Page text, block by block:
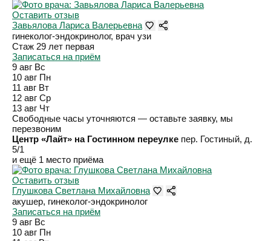
Оставить отзыв
Завьялова Лариса Валерьевна
гинеколог-эндокринолог, врач узи
Стаж 29 лет первая
Записаться на приём
9 авг Вс
10 авг Пн
11 авг Вт
12 авг Ср
13 авг Чт
Свободные часы уточняются — оставьте заявку, мы
перезвоним
Центр «Лайт» на Гостинном переулке пер. Гостиный, д.
5/1
и ещё 1 место приёма
Оставить отзыв
Глушкова Светлана Михайловна
акушер, гинеколог-эндокринолог
Записаться на приём
9 авг Вс
10 авг Пн